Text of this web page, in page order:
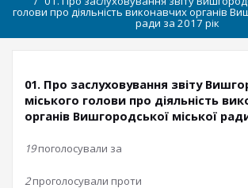
голови про діяльність виконавчих органів
ради за 2017 рік
01. Про заслуховування звіту
міського голови про діяльність
органів Вишгородської міської
19поголосували за
2проголосували проти